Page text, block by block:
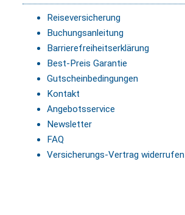
Reiseversicherung
Buchungsanleitung
Barrierefreiheitserklärung
Best-Preis Garantie
Gutscheinbedingungen
Kontakt
Angebotsservice
Newsletter
FAQ
Versicherungs-Vertrag widerrufen